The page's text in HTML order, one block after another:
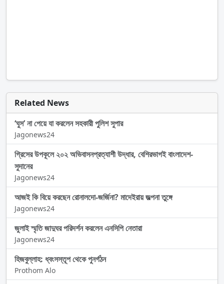
Related News
‘ঘুস’ না পেয়ে যা করলেন সহকারী পুলিশ সুপার
Jagonews24
গ্রিসের উপকূলে ২০২ অভিবাসনপ্রত্যাশী উদ্ধার, বেশিরভাগই বাংলাদেশ-
সুদানের
Jagonews24
আজই কি বিয়ে করছেন রোনালদো-জর্জিনা? মাদেইরায় জল্পনা তুঙ্গে
Jagonews24
জুলাই স্মৃতি জাদুঘর পরিদর্শন করলেন এনসিপি নেতারা
Jagonews24
হিজবুল্লাহ: ধ্বংসস্তূপ থেকে পুনর্গঠন
Prothom Alo